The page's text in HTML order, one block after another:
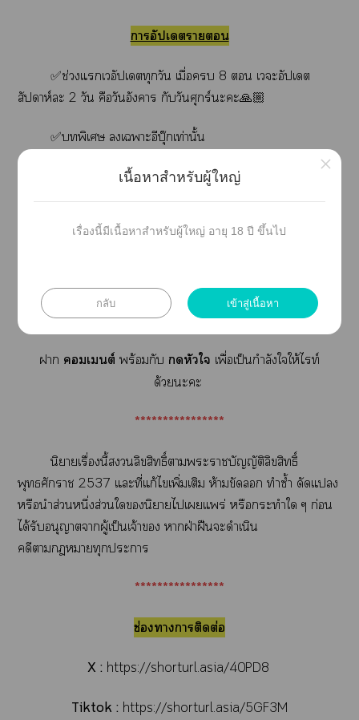
าอัปเดตา
✅ช่วงแเวอัปเตทุกวัน เมื่อ 8  เะอัปเดต
สัปดาห์ะ 2 วัน คือวันอังคาร กับวันศุกร์ะะ🙏🏼
✅พิเศษ เาะอีบุ๊กเท่านั้น
✅อ่านฟรี แต่ะมีาติดเหรียญล่วงหน้า
าฟรีอ่านวันที่เหรียญ าวันเาที่กำหนดได้เะะ
(เริ่มติดเหรียญที่ 9 แะะปล่อยให้อ่านฟรีสัปดาห์ะ 1 )
***********************
า เต์ พร้อมกับ หัวใ เพื่อเป็นกำลังใให้ไท์
ด้วยะะ
****************
นิยายเรื่องนี้ลิขสิทธิ์าะาบัญญัติลิขสิทธิ์
พุทธศักราช 2537 แะที่แก้ไเพิ่มเติม ห้ามขัด ทำซ้ำ ดัดแ
หรือนำส่วนหนึ่งส่วนในิยายไเแพร่ หรือกระทำใ ๆ ก่อน
ได้รับอนุญาตาผู้เป็นเจ้า าฝ่าฝืนะดำเนิน
คดีาาทุกะา
****************
ช่องาาติดต่อ
X : https://shorturl.asia/40PD8
Tiktok : https://shorturl.asia/5GF3M
เนื้อหาสำหรับผู้ใหญ่
เรื่องนี้มีเนื้อหาสำหรับผู้ใหญ่ อายุ 18 ปี ขึ้นไป
กลับ เข้าสู่เนื้อหา
×